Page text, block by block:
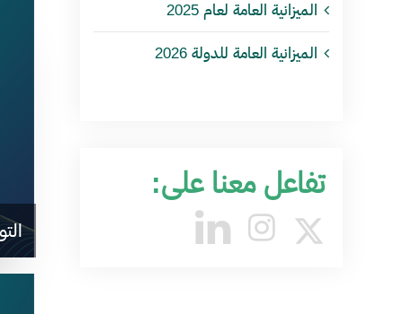
الميزانية العامة لعام 2025
الميزانية العامة للدولة 2026
تفاعل معنا على: